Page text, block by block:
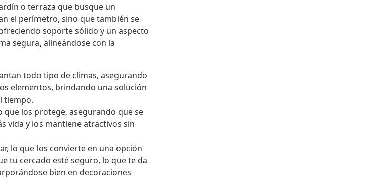
o terraza que busque un
el perímetro, sino que también se
soporte sólido y un aspecto
segura, alineándose con la
todo tipo de climas, asegurando
elementos, brindando una solución
tiempo.
que los protege, asegurando que se
vida y los mantiene atractivos sin
lo que los convierte en una opción
tu cercado esté seguro, lo que te da
bien en decoraciones